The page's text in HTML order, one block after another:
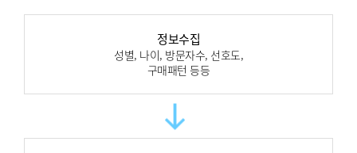
정보수집
성별, 나이, 방문자수, 선호도,
구매패턴 등등